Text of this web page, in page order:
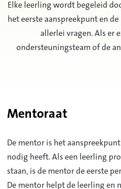
Elke leerling wordt begeleid
het eerste aanspreekpunt en
allerlei vragen. Als er
ondersteuningsteam of de
Mentoraat
De mentor is het
nodig heeft.Als een leerling
staan, is de mentor de eerste
De mentor helpt de leerling en